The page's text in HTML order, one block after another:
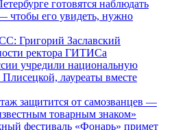
готовятся наблюдать
чтобы его увидеть, нужно
Григорий Заславский
ректора ГИТИСа
учредили национальную
лауреаты вместе
защитится от самозванцев —
товарным знаком»
фестиваль «Фонарь» примет